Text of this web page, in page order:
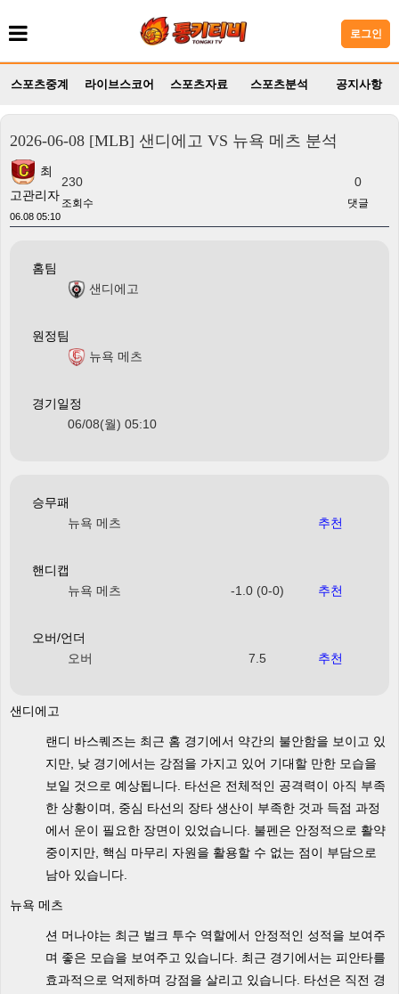
로그인
스포츠중계 라이브스코어 스포츠자료 스포츠분석 공지사항
2026-06-08 [MLB] 샌디에고 VS 뉴욕 메츠 분석
최
고관리자
06.08 05:10
230
조회수
0
댓글
홈팀
샌디에고
원정팀
뉴욕 메츠
경기일정
06/08(월) 05:10
승무패
뉴욕 메츠
추천
핸디캡
뉴욕 메츠
-1.0 (0-0) 추천
오버/언더
오버
7.5 추천
샌디에고
랜디 바스퀘즈는 최근 홈 경기에서 약간의 불안함을 보이고 있
지만, 낮 경기에서는 강점을 가지고 있어 기대할 만한 모습을
보일 것으로 예상됩니다. 타선은 전체적인 공격력이 아직 부족
한 상황이며, 중심 타선의 장타 생산이 부족한 것과 득점 과정
에서 운이 필요한 장면이 있었습니다. 불펜은 안정적으로 활약
중이지만, 핵심 마무리 자원을 활용할 수 없는 점이 부담으로
남아 있습니다.
뉴욕 메츠
션 머나야는 최근 벌크 투수 역할에서 안정적인 성적을 보여주
며 좋은 모습을 보여주고 있습니다. 최근 경기에서는 피안타를
효과적으로 억제하며 강점을 살리고 있습니다. 타선은 직전 경